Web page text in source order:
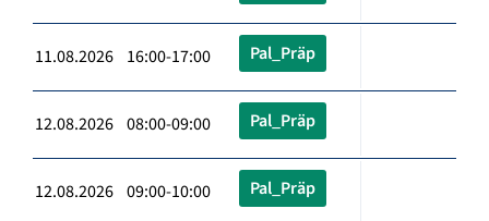
11.08.2026 16:00-17:00 Pal_Präp
12.08.2026 08:00-09:00 Pal_Präp
12.08.2026 09:00-10:00 Pal_Präp